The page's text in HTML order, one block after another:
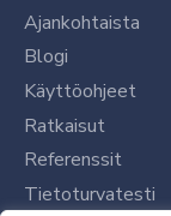
Ajankohtaista
Blogi
Käyttöohjeet
Ratkaisut
Referenssit
Tietoturvatesti